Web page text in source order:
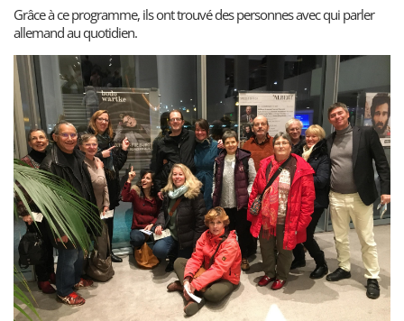
Grâce à ce programme, ils ont trouvé des personnes avec qui parler
allemand au quotidien.